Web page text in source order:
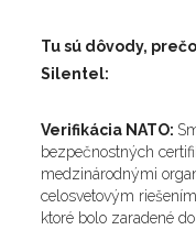
Tu sú dôvody,
Silentel:
Verifikácia NATO:
bezpečnostných
medzinárodnými
celosvetovým
ktoré bolo zaradené